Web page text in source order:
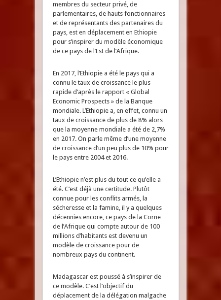
membres du secteur privé, de
parlementaires, de hauts fonctionnaires
et de représentants des partenaires du
pays, est en déplacement en Ethiopie
pour s’inspirer du modèle économique
de ce pays de l’Est de l’Afrique.
En 2017, l’Ethiopie a été le pays qui a
connu le taux de croissance le plus
rapide d’après le rapport « Global
Economic Prospects » de la Banque
mondiale. L’Ethiopie a, en effet, connu un
taux de croissance de plus de 8% alors
que la moyenne mondiale a été de 2,7%
en 2017. On parle même d’une moyenne
de croissance d’un peu plus de 10% pour
le pays entre 2004 et 2016.
L’Ethiopie n’est plus du tout ce qu’elle a
été. C’est déjà une certitude. Plutôt
connue pour les conflits armés, la
sécheresse et la famine, il y a quelques
décennies encore, ce pays de la Corne
de l’Afrique qui compte autour de 100
millions d’habitants est devenu un
modèle de croissance pour de
nombreux pays du continent.
Madagascar est poussé à s’inspirer de
ce modèle. C’est l’objectif du
déplacement de la délégation malgache